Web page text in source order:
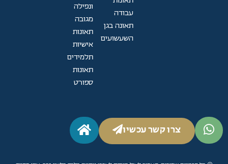
עבודה
תאונה בגן
השעשועים
ונפילה
מגובה
תאונות
אישיות
תלמידים
תאונות
ספורט
צרו קשר עכשיו